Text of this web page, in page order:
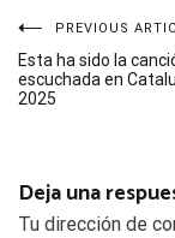
de
PREVIOUS
Esta ha sido la
escuchada en
2025
Deja una
Tu dirección de